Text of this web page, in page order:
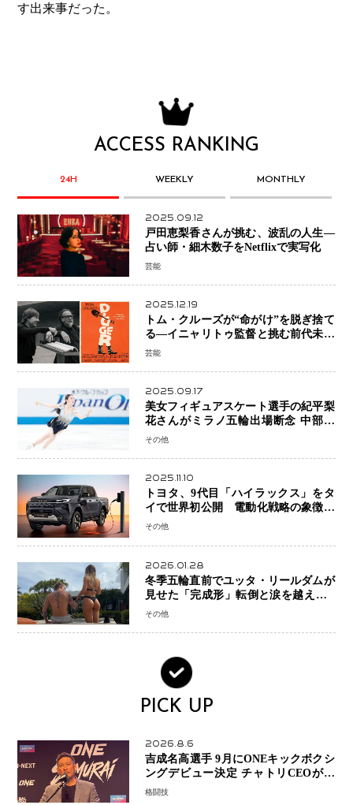
す出来事だった。
ACCESS RANKING
24H WEEKLY MONTHLY
2025.09.12
戸田恵梨香さんが挑む、波乱の人生―
占い師・細木数子をNetflixで実写化
芸能
2025.12.19
トム・クルーズが“命がけ”を脱ぎ捨て
る―イニャリトゥ監督と挑む前代未聞
の大惨事コメディ「DIGGER ディガ
芸能
2025.09.17
美女フィギュアスケート選手の紀平梨
花さんがミラノ五輪出場断念 中部選
手権欠場を発表「安全最優先の判断」
その他
2025.11.10
トヨタ、9代目「ハイラックス」をタ
イで世界初公開 電動化戦略の象徴と
なるBEVモデルを初設定
その他
2026.01.28
冬季五輪直前でユッタ・リールダムが
見せた「完成形」転倒と涙を越えて─
ミラノで金を狙うオランダ女王の現在
その他
PICK UP
2026.8.6
吉成名高選手 9月にONEキックボクシ
ングデビュー決定 チャトリCEOがサ
プライズ発表 2カ月連続参戦へ
格闘技